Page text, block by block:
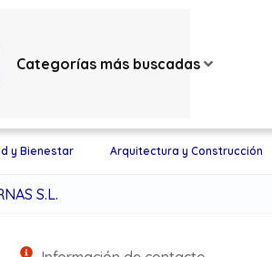
Categorías más buscadas
y Bienestar Arquitectura y Construcción
S.L.